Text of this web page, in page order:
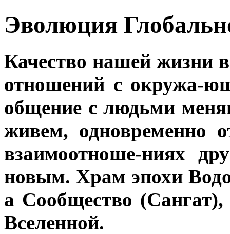
Эволюция
Качество нашей жизни
отношений с окружа-
общение с людьми
живем, одновременно
взаимоотноше-ниях
новым. Храм эпохи
а Сообщество
Вселенной.